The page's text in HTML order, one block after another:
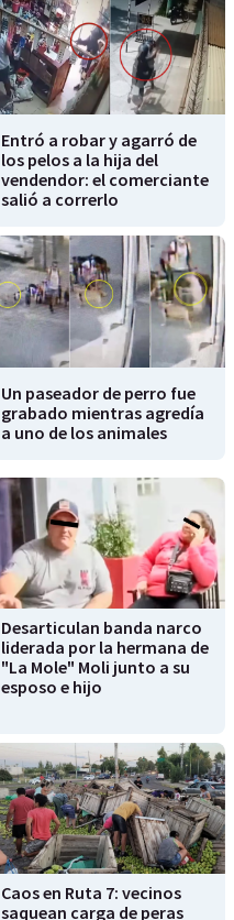
Entró a robar y agarró de
los pelos a la hija del
vendendor: el comerciante
salió a correrlo
Un paseador de perro fue
grabado mientras agredía
a uno de los animales
Desarticulan banda narco
liderada por la hermana de
"La Mole" Moli junto a su
esposo e hijo
Caos en Ruta 7: vecinos
saquean carga de peras